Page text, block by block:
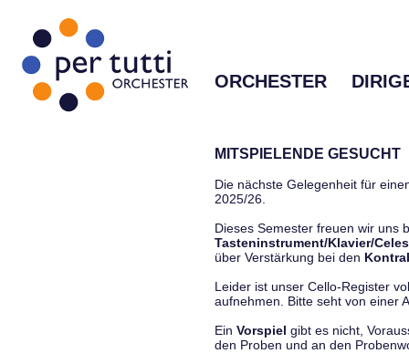
ORCHESTER
MITSPIELENDE GESUCHT
Die nächste Gelegenheit für
2025/26.
Dieses Semester freuen wir uns
Tasteninstrument/Klavier/
über Verstärkung bei den
Leider ist unser Cello-Register
aufnehmen. Bitte seht von einer
Ein Vorspiel gibt es nicht,
den Proben und an den